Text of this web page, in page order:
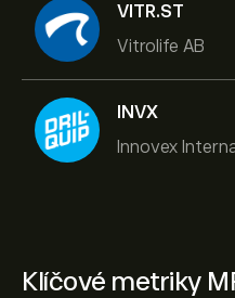
VITR.ST
Vitrolife AB
INVX
Innovex
Klíčové metriky